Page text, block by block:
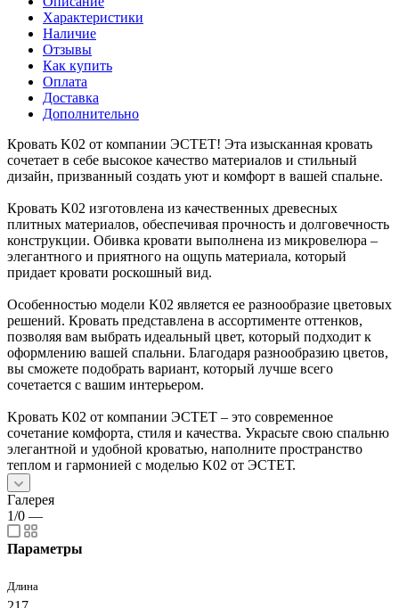
Характеристики
Наличие
Отзывы
Как купить
Оплата
Доставка
Дополнительно
Кровать K02 от компании ЭСТЕТ! Эта изысканная кровать
сочетает в себе высокое качество материалов и стильный
дизайн, призванный создать уют и комфорт в вашей спальне.
Кровать K02 изготовлена из качественных древесных
плитных материалов, обеспечивая прочность и долговечность
конструкции. Обивка кровати выполнена из микровелюра –
элегантного и приятного на ощупь материала, который
придает кровати роскошный вид.
Особенностью модели K02 является ее разнообразие цветовых
решений. Кровать представлена в ассортименте оттенков,
позволяя вам выбрать идеальный цвет, который подходит к
оформлению вашей спальни. Благодаря разнообразию цветов,
вы сможете подобрать вариант, который лучше всего
сочетается с вашим интерьером.
Kровать K02 от компании ЭСТЕТ – это современное
сочетание комфорта, стиля и качества. Украсьте свою спальню
элегантной и удобной кроватью, наполните пространство
теплом и гармонией с моделью K02 от ЭСТЕТ.
Галерея
1/0 —
Параметры
Длина